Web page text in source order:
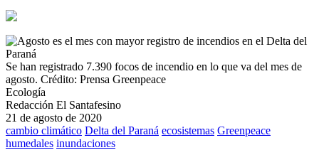
Se han registrado 7.390 focos de incendio en lo que va del mes de
agosto. Crédito: Prensa Greenpeace
Ecología
Redacción El Santafesino
21 de agosto de 2020
cambio climático Delta del Paraná ecosistemas Greenpeace
humedales inundaciones